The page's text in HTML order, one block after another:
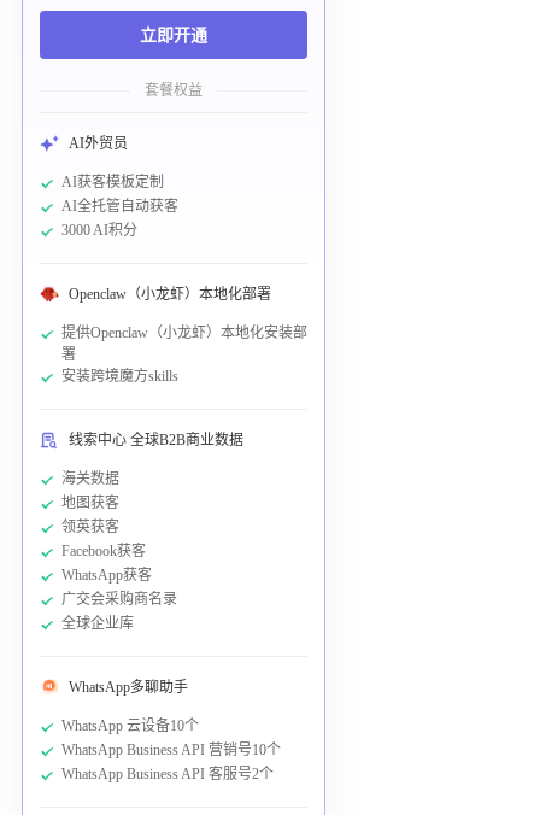
立即开通
套餐权益
AI外贸员
AI获客模板定制
AI全托管自动获客
3000 AI积分
Openclaw（小龙虾）本地化部署
提供Openclaw（小龙虾）本地化安装部
署
安装跨境魔方skills
线索中心 全球B2B商业数据
海关数据
地图获客
领英获客
Facebook获客
WhatsApp获客
广交会采购商名录
全球企业库
WhatsApp多聊助手
WhatsApp 云设备10个
WhatsApp Business API 营销号10个
WhatsApp Business API 客服号2个